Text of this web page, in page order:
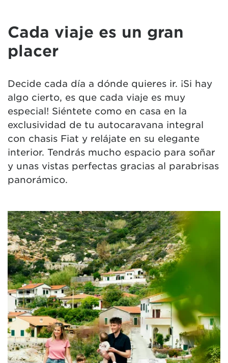
Cada viaje es un gran
placer
Decide cada día a dónde quieres ir. ¡Si hay
algo cierto, es que cada viaje es muy
especial! Siéntete como en casa en la
exclusividad de tu autocaravana integral
con chasis Fiat y relájate en su elegante
interior. Tendrás mucho espacio para soñar
y unas vistas perfectas gracias al parabrisas
panorámico.